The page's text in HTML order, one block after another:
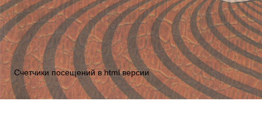
Счетчики посещений в html версии